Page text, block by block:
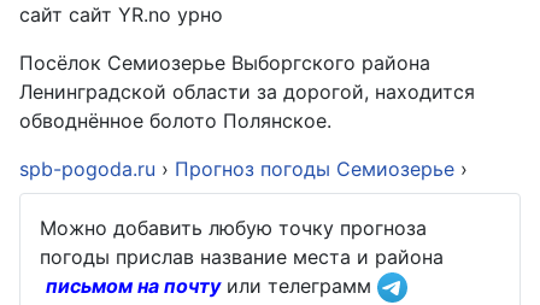
сайт сайт YR.no урно
Посёлок Семиозерье Выборгского района
Ленинградской области за дорогой, находится
обводнённое болото Полянское.
spb-pogoda.ru › Прогноз погоды Семиозерье ›
Можно добавить любую точку прогноза
погоды прислав название места и района
письмом на почтуили телеграмм